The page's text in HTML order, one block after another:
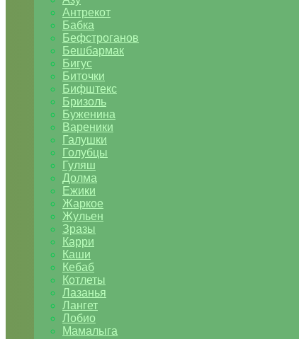
Антрекот
Бабка
Бефстроганов
Бешбармак
Бигус
Биточки
Бифштекс
Бризоль
Буженина
Вареники
Галушки
Голубцы
Гуляш
Долма
Ежики
Жаркое
Жульен
Зразы
Карри
Каши
Кебаб
Котлеты
Лазанья
Лангет
Лобио
Мамалыга